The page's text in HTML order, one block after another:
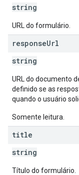
string
URL do formulário.
responseUrl
string
URL do documento
definido se as
quando o usuário
Somente leitura.
title
string
Título do formulário.